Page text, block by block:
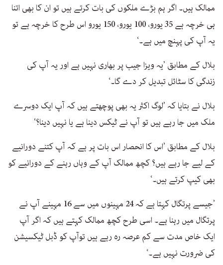
ممالک ہیں۔ اگر ہم بڑے ملکوں کی بات کرتے ہیں تو ان کا بھی اتنا
ہی خرچہ ہے 35 یورو، 100 یورو، 150 یورو اس طرح کا خرچہ ہے تو
یہ آپ کی پہنچ میں ہے۔‘
بلال کے مطابق ’یہ ویزا جیب پر بھاری نہیں ہے اور یہ آپ کی
زندگی کا سٹائل تبدیل کر دے گا۔‘
بلال نے بتایا کہ ’لوگ اکثر یہ بھی پوچھتے ہیں کہ آپ ایک دوسرے
ملک میں جا رہے ہیں تو آپ نے ٹیکس دینا ہے یا نہیں دینا؟‘
بلال کے مطابق ’اس کا انحصار اس بات پر ہے کہ آپ کتنے دورانیے
کے لیے جا رہے ہیں؟ کچھ ممالک آپ کے وہاں رہنے کے دورانیے کو
بھی کیپ کرتے ہیں۔‘
’جیسے پرتگال کہتا ہے کہ 24 مہینوں میں سے 16 مہینے آپ نے
پرتگال میں رہنا ہے۔ اسی طرح کچھ ممالک کہتے ہیں کہ اگر آپ
ایک خاص مدت سے کم عرصہ رہ رہے ہیں توآپ کو ڈبل ٹیکسیشن
کی ضرورت نہیں ہے۔‘